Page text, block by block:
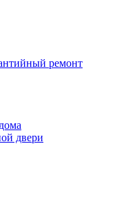
ремонт
двери